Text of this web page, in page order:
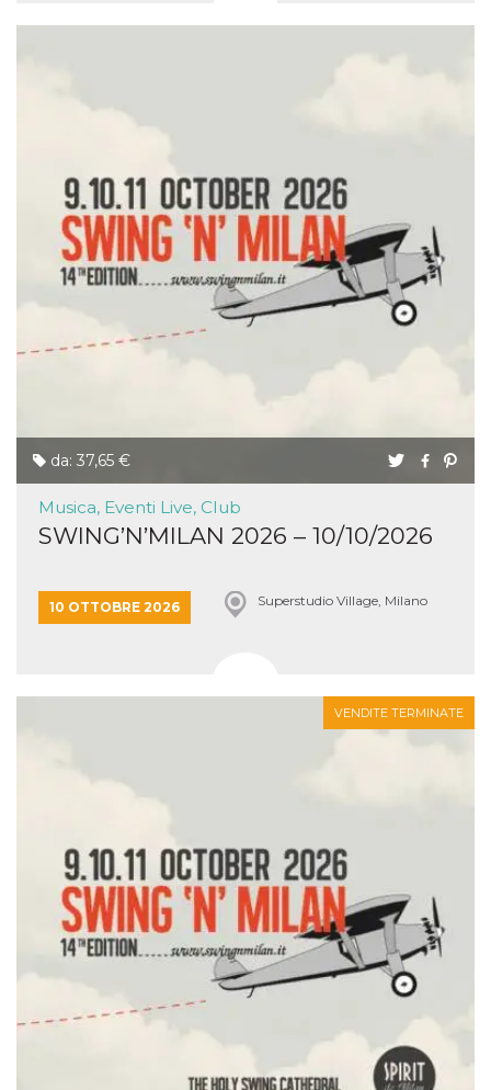
da: 37,65 €
Musica, Eventi Live, Club
SWING’N’MILAN 2026 – 10/10/2026
10 OTTOBRE 2026 Superstudio Village, Milano
VENDITE TERMINATE